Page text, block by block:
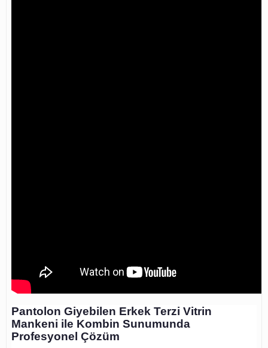
Pantolon Giyebilen Erkek Terzi Vitrin
Mankeni ile Kombin Sunumunda
Profesyonel Çözüm